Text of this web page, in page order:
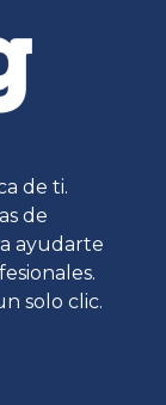
de ti.
de
ayudarte
solo clic.